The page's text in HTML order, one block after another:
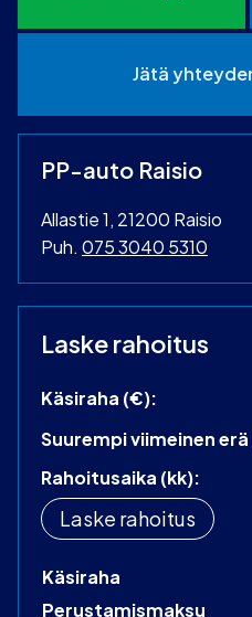
Jätä
PP-auto Raisio
Allastie 1, 21200 Raisio
Puh. 075 3040 5310
Laske rahoitus
Käsiraha (€):
Suurempi viimeinen
Rahoitusaika (kk):
Laske rahoitus
Käsiraha
Perustamismaksu